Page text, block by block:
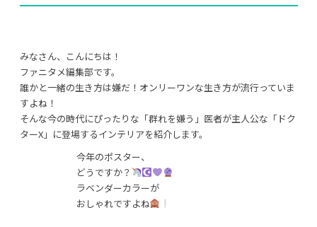
COPYRIGHT © AZSQUARE. ALL RIGHTS RESERVED
みなさん、こんにちは！
ファニタメ編集部です。
誰かと一緒の生き方は嫌だ！オンリーワンな生き方が流行っていま
すよね！
そんな今の時代にぴったりな「群れを嫌う」医者が主人公な「ドク
ターX」に登場するインテリアを紹介します。
今年のポスター、
どうですか？
ラベンダーカラーが
おしゃれですよね